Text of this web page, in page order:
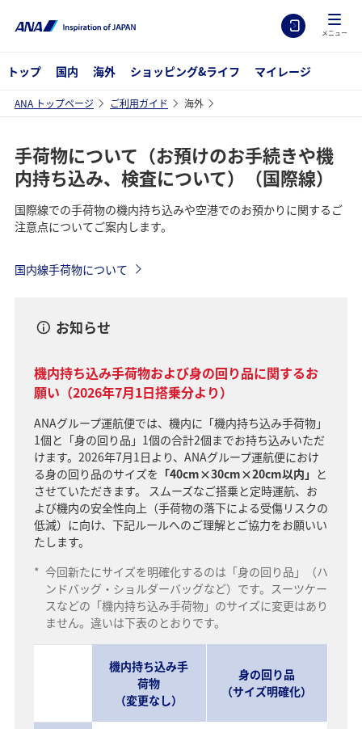
メニュー
トップ 国内 海外 ショッピング&ライフ マイレージ
ANA トップページ ご利用ガイド 海外
手荷物について（お預けのお手続きや機
内持ち込み、検査について）（国際線）
国際線での手荷物の機内持ち込みや空港でのお預かりに関するご
注意点についてご案内します。
国内線手荷物について
お知らせ
機内持ち込み手荷物および身の回り品に関するお
願い（2026年7月1日搭乗分より）
ANAグループ運航便では、機内に「機内持ち込み手荷物」
1個と「身の回り品」1個の合計2個までお持ち込みいただ
けます。2026年7月1日より、ANAグループ運航便におけ
る身の回り品のサイズを 「40cm×30cm×20cm以内」 と
させていただきます。 スムーズなご搭乗と定時運航、お
よび機内の安全性向上（手荷物の落下による受傷リスクの
低減）に向け、下記ルールへのご理解とご協力をお願いい
たします。
* 今回新たにサイズを明確化するのは「身の回り品」（ハ
ンドバッグ・ショルダーバッグなど）です。スーツケー
スなどの「機内持ち込み手荷物」のサイズに変更はあり
ません。違いは下表のとおりです。
機内持ち込み手
荷物
（変更なし）
身の回り品
（サイズ明確化）